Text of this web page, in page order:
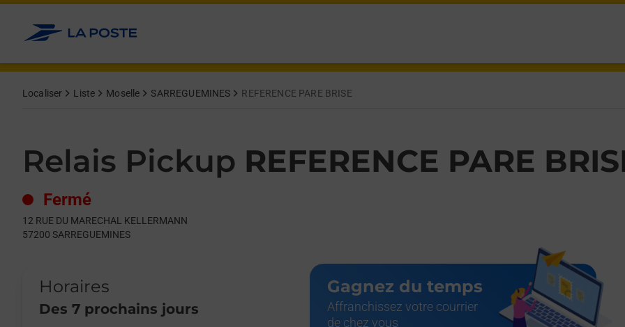
Allez au contenu
Localiser Liste Moselle SARREGUEMINES REFERENCE PARE BRISE
Relais Pickup REFERENCE PARE
Fermé
12 RUE DU MARECHAL KELLERMANN
57200 SARREGUEMINES
Horaires
Des 7 prochains jours
Day of the WeekHours
Gagnez du temps
Affranchissez votre courrier
de chez vous
Get directions to Relais Pickup at 12 RUE DU MARECHAL KELLERMANN SARREGUEMINES,
lien s'ouvre dans un nouvel onglet